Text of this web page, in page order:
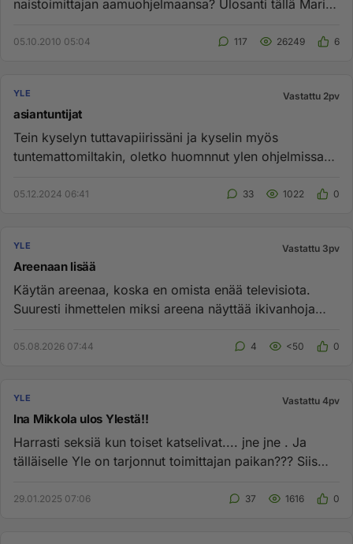
naistoimittajan aamuohjelmaansa? Ulosanti tällä Maria
05.10.2010 05:04 117 26249 6
YLE Vastattu 2pv
asiantuntijat
Tein kyselyn tuttavapiirissäni ja kyselin myös
tuntemattomiltakin, oletko huomnnut ylen ohjelmissa
05.12.2024 06:41 33 1022 0
YLE Vastattu 3pv
Areenaan lisää
Käytän areenaa, koska en omista enää televisiota.
Suuresti ihmettelen miksi areena näyttää ikivanhoja
05.08.2026 07:44 4 <50 0
YLE Vastattu 4pv
Ina Mikkola ulos Ylestä!!
Harrasti seksiä kun toiset katselivat.... jne jne . Ja
tälläiselle Yle on tarjonnut toimittajan paikan??? Siis
29.01.2025 07:06 37 1616 0